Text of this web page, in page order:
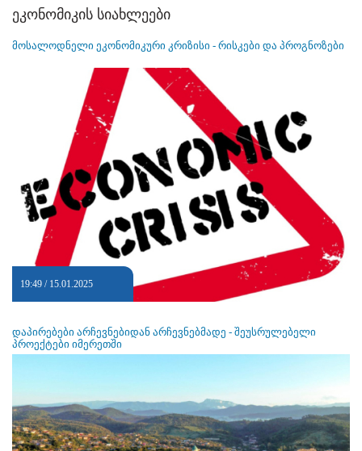
ეკონომიკის სიახლეები
მოსალოდნელი ეკონომიკური კრიზისი - რისკები და პროგნოზები
19:49 / 15.01.2025
დაპირებები არჩევნებიდან არჩევნებმადე - შეუსრულებელი
პროექტები იმერეთში